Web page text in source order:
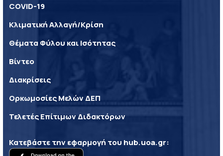
COVID-19
Κλιματική Αλλαγή/Κρίση
Θέματα Φύλου και Ισότητας
Βίντεο
Διακρίσεις
Ορκωμοσίες Μελών ΔΕΠ
Τελετές Επίτιμων Διδακτόρων
Κατεβάστε την εφαρμογή του hub.uoa.gr: